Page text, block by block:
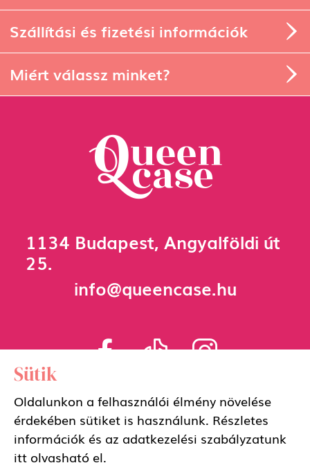
Szállítási és fizetési információk
Miért válassz minket?
1134 Budapest, Angyalföldi út
25.
info@queencase.hu
Adatkezelési szabályzat
Általános szerződési feltételek
Sütik
Oldalunkon a felhasználói élmény növelése
érdekében sütiket is használunk. Részletes
információk és az adatkezelési szabályzatunk
itt olvasható el.